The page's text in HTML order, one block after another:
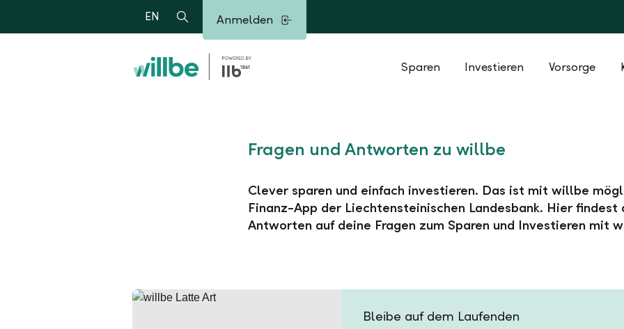
EN Suche Anmelden
Sparen Investieren Vorsorge
Fragen und Antworten zu willbe
Clever sparen und einfach investieren. Das ist mit willbe
Finanz-App der Liechtensteinischen Landesbank. Hier findest
Antworten auf deine Fragen zum Sparen und Investieren mit
Bleibe auf dem Laufenden